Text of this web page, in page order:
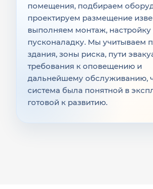
помещения, подбираем
проектируем размещение
выполняем монтаж, настройку
пусконаладку. Мы учитываем
здания, зоны риска, пути
требования к оповещению и
дальнейшему обслуживанию,
система была понятной в
готовой к развитию.